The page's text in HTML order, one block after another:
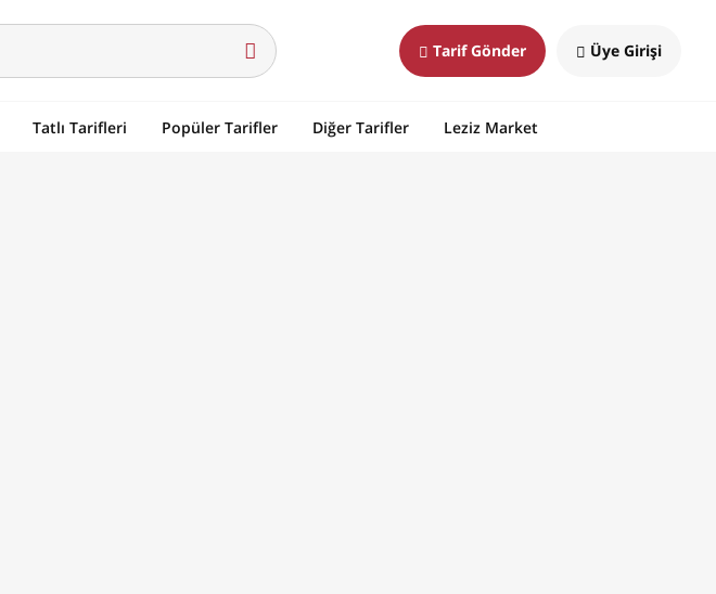
Tarif Gönder Üye Girişi
Tatlı Tarifleri Popüler Tarifler Diğer Tarifler Leziz Market